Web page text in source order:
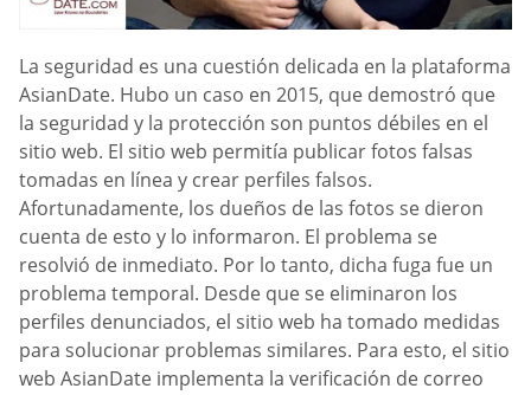
La seguridad es una cuestión delicada en la plataforma
AsianDate. Hubo un caso en 2015, que demostró que
la seguridad y la protección son puntos débiles en el
sitio web. El sitio web permitía publicar fotos falsas
tomadas en línea y crear perfiles falsos.
Afortunadamente, los dueños de las fotos se dieron
cuenta de esto y lo informaron. El problema se
resolvió de inmediato. Por lo tanto, dicha fuga fue un
problema temporal. Desde que se eliminaron los
perfiles denunciados, el sitio web ha tomado medidas
para solucionar problemas similares. Para esto, el sitio
web AsianDate implementa la verificación de correo